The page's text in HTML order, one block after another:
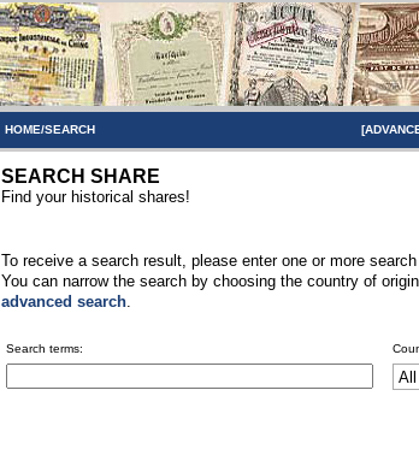
HOME/SEARCH [
SEARCH SHARE
Find your historical shares!
To receive a search result, please enter one or more
You can narrow the search by choosing the country of
advanced search.
Search terms: